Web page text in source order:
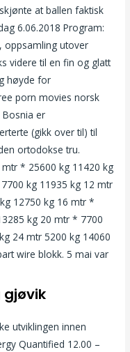
at ballen faktisk
6.06.2018 Program:
oppsamling utover
videre til en fin og glatt
høyde for
porn movies norsk
er
(gikk over til) til
ortodokse tru.
mtr * 25600 kg 11420 kg
kg 11935 kg 12 mtr
12750 kg 16 mtr *
kg 20 mtr * 7700
24 mtr 5200 kg 14060
wire blokk. 5 mai var
gjøvik
utviklingen innen
Quantified 12.00 –